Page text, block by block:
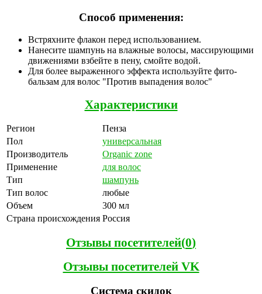
Способ применения:
Встряхните флакон перед использованием.
Нанесите шампунь на влажные волосы, массирующими
движениями взбейте в пену, смойте водой.
Для более выраженного эффекта используйте фито-
бальзам для волос "Против выпадения волос"
Характеристики
Регион
Пенза
Пол
универсальная
Производитель
Organic zone
Применение
для волос
Тип
шампунь
Тип волос
любые
Объем
300 мл
Страна происхождения Россия
Отзывы посетителей(0)
Отзывы посетителей VK
Система скидок